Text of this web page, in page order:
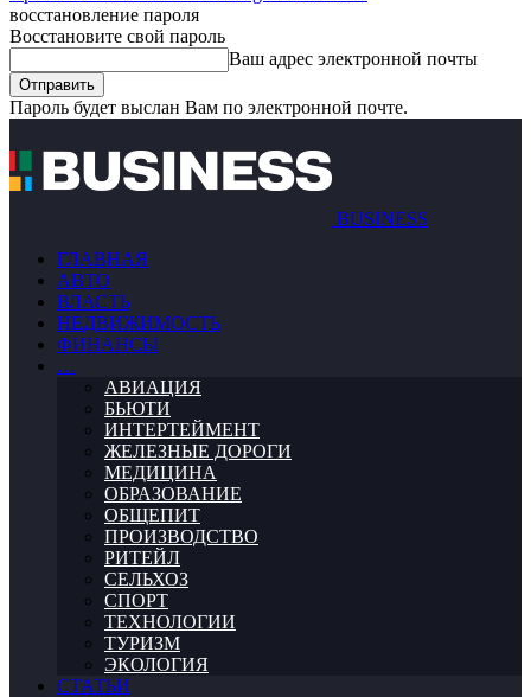
восстановление пароля
Восстановите свой пароль
Ваш адрес электронной почты
Пароль будет выслан Вам по электронной почте.
BUSINESS
ГЛАВНАЯ
АВТО
ВЛАСТЬ
НЕДВИЖИМОСТЬ
ФИНАНСЫ
…
АВИАЦИЯ
БЬЮТИ
ИНТЕРТЕЙМЕНТ
ЖЕЛЕЗНЫЕ ДОРОГИ
МЕДИЦИНА
ОБРАЗОВАНИЕ
ОБЩЕПИТ
ПРОИЗВОДСТВО
РИТЕЙЛ
СЕЛЬХОЗ
СПОРТ
ТЕХНОЛОГИИ
ТУРИЗМ
ЭКОЛОГИЯ
СТАТЬИ